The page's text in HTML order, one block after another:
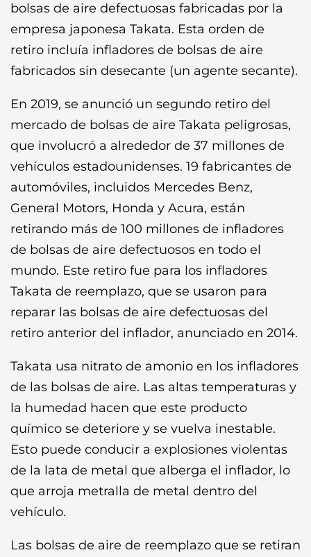
bolsas de aire defectuosas fabricadas por la
empresa japonesa Takata. Esta orden de
retiro incluía infladores de bolsas de aire
fabricados sin desecante (un agente secante).
En 2019, se anunció un segundo retiro del
mercado de bolsas de aire Takata peligrosas,
que involucró a alrededor de 37 millones de
vehículos estadounidenses. 19 fabricantes de
automóviles, incluidos Mercedes Benz,
General Motors, Honda y Acura, están
retirando más de 100 millones de infladores
de bolsas de aire defectuosos en todo el
mundo. Este retiro fue para los infladores
Takata de reemplazo, que se usaron para
reparar las bolsas de aire defectuosas del
retiro anterior del inflador, anunciado en 2014.
Takata usa nitrato de amonio en los infladores
de las bolsas de aire. Las altas temperaturas y
la humedad hacen que este producto
químico se deteriore y se vuelva inestable.
Esto puede conducir a explosiones violentas
de la lata de metal que alberga el inflador, lo
que arroja metralla de metal dentro del
vehículo.
Las bolsas de aire de reemplazo que se retiran